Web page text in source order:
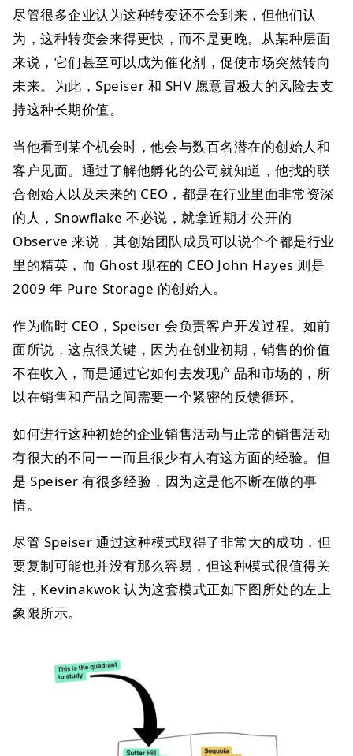
尽管很多企业认为这种转变还不会到来，但他们认
为，这种转变会来得更快，而不是更晚。从某种层面
来说，它们甚至可以成为催化剂，促使市场突然转向
未来。为此，Speiser 和 SHV 愿意冒极大的风险去支
持这种长期价值。
当他看到某个机会时，他会与数百名潜在的创始人和
客户见面。通过了解他孵化的公司就知道，他找的联
合创始人以及未来的 CEO，都是在行业里面非常资深
的人，Snowflake 不必说，就拿近期才公开的
Observe 来说，其创始团队成员可以说个个都是行业
里的精英，而 Ghost 现在的 CEO John Hayes 则是
2009 年 Pure Storage 的创始人。
作为临时 CEO，Speiser 会负责客户开发过程。如前
面所说，这点很关键，因为在创业初期，销售的价值
不在收入，而是通过它如何去发现产品和市场的，所
以在销售和产品之间需要一个紧密的反馈循环。
如何进行这种初始的企业销售活动与正常的销售活动
有很大的不同ーー而且很少有人有这方面的经验。但
是 Speiser 有很多经验，因为这是他不断在做的事
情。
尽管 Speiser 通过这种模式取得了非常大的成功，但
要复制可能也并没有那么容易，但这种模式很值得关
注，Kevinakwok 认为这套模式正如下图所处的左上
象限所示。